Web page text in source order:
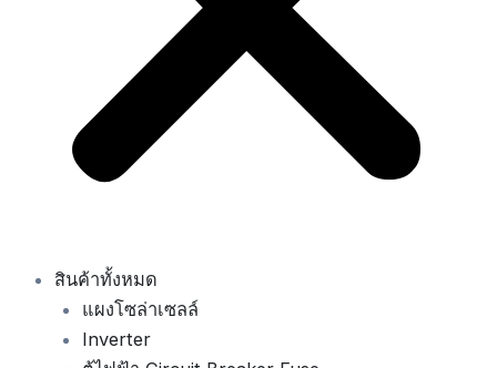
สินค้าทั้งหมด
แผงโซล่าเซลล์
Inverter